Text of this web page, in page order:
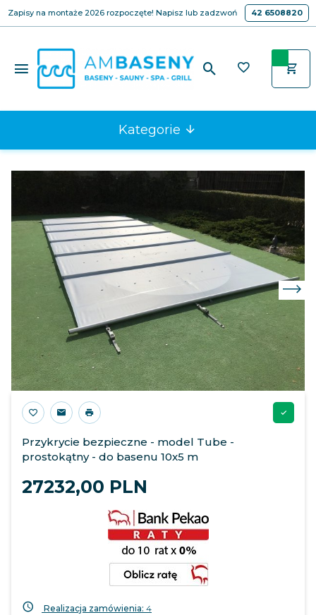
Zapisy na montaże 2026 rozpoczęte! Napisz lub zadzwoń 42 6508820
Kategorie
Przykrycie bezpieczne - model Tube -
prostokątny - do basenu 10x5 m
27232,00 PLN
Realizacja zamówienia: 4